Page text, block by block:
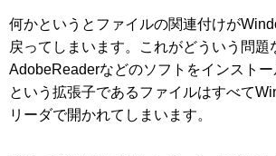
何かというとファイルの関連付けが
戻ってしまいます。これがどういう問題
AdobeReaderなどのソフトをインスト
という拡張子であるファイルはすべて
リーダで開かれてしまいます。